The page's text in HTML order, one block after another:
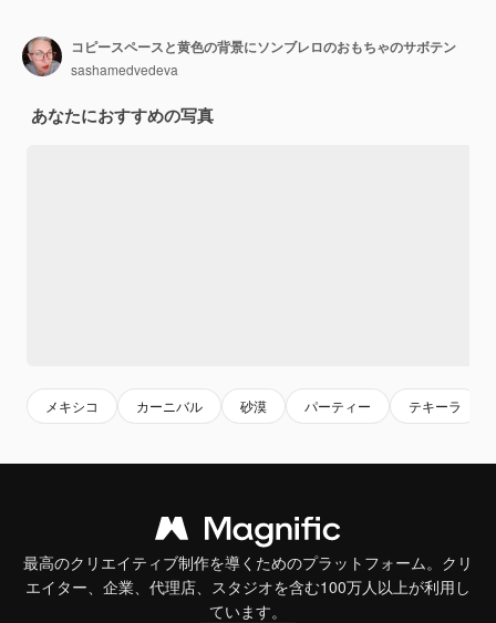
コピースペースと黄色の背景にソンブレロのおもちゃのサボテン
sashamedvedeva
あなたにおすすめの写真
メキシコ カーニバル 砂漠 パーティー テキーラ
最高のクリエイティブ制作を導くためのプラットフォーム。クリ
エイター、企業、代理店、スタジオを含む100万人以上が利用し
ています。